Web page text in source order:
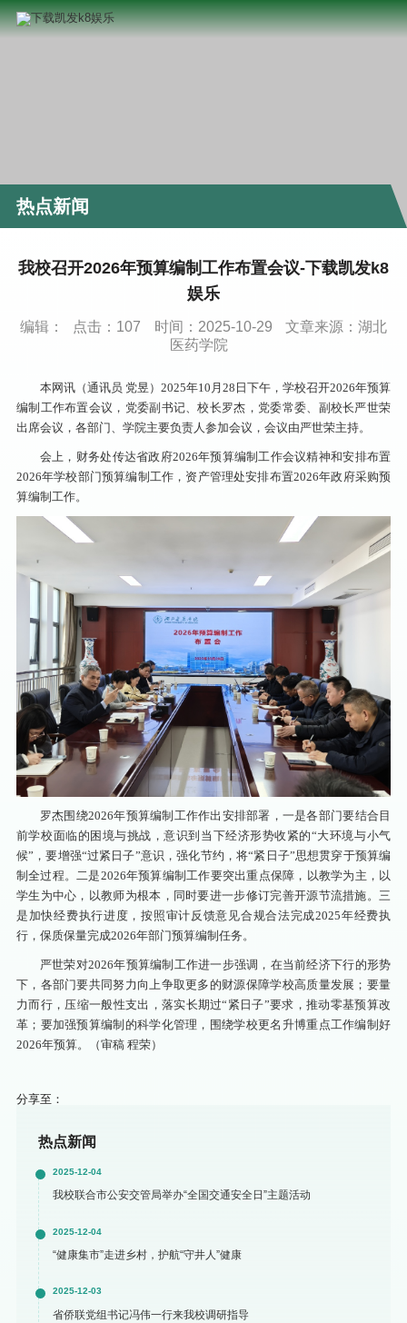
热点新闻
我校召开2026年预算编制工作布置会议-下载凯发k8
娱乐
编辑： 点击： 107 时间：2025-10-29
文章来源：湖北
医药学院
本网讯（通讯员 党昱）2025年10月28日下午，学校召开2026年预算
编制工作布置会议，党委副书记、校长罗杰，党委常委、副校长严世荣
出席会议，各部门、学院主要负责人参加会议，会议由严世荣主持。
会上，财务处传达省政府2026年预算编制工作会议精神和安排布置
2026年学校部门预算编制工作，资产管理处安排布置2026年政府采购预
算编制工作。
罗杰围绕2026年预算编制工作作出安排部署，一是各部门要结合目
前学校面临的困境与挑战，意识到当下经济形势收紧的“大环境与小气
候”，要增强“过紧日子”意识，强化节约，将“紧日子”思想贯穿于预算编
制全过程。二是2026年预算编制工作要突出重点保障，以教学为主，以
学生为中心，以教师为根本，同时要进一步修订完善开源节流措施。三
是加快经费执行进度，按照审计反馈意见合规合法完成2025年经费执
行，保质保量完成2026年部门预算编制任务。
严世荣对2026年预算编制工作进一步强调，在当前经济下行的形势
下，各部门要共同努力向上争取更多的财源保障学校高质量发展；要量
力而行，压缩一般性支出，落实长期过“紧日子”要求，推动零基预算改
革；要加强预算编制的科学化管理，围绕学校更名升博重点工作编制好
2026年预算。（审稿 程荣）
分享至：
热点新闻
2025-12-04
我校联合市公安交管局举办“全国交通安全日”主题活动
2025-12-04
“健康集市”走进乡村，护航“守井人”健康
2025-12-03
省侨联党组书记冯伟一行来我校调研指导